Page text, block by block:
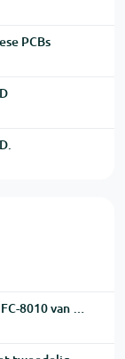
PCBs
Service informatie betreffende een GFC-8010 van GW